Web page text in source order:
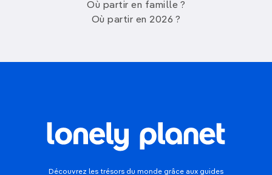
Où partir en famille ?
Où partir en 2026 ?
Découvrez les trésors du monde grâce aux guides